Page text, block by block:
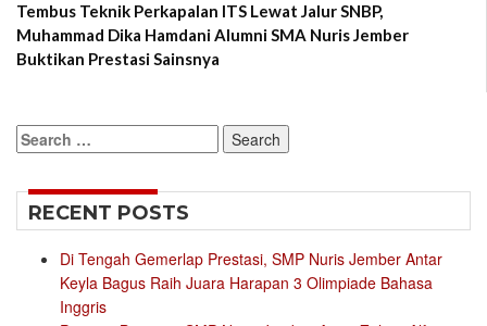
Tembus Teknik Perkapalan ITS Lewat Jalur SNBP,
Muhammad Dika Hamdani Alumni SMA Nuris Jember
Buktikan Prestasi Sainsnya
Search
for:
RECENT POSTS
Di Tengah Gemerlap Prestasi, SMP Nuris Jember Antar
Keyla Bagus Raih Juara Harapan 3 Olimpiade Bahasa
Inggris